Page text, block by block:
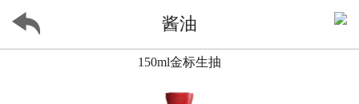
酱油
150ml金标生抽